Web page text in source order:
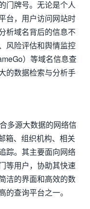
门牌号。无论是个人
台，用户访问网站时
析域名背后的信息不
风险评估和舆情监控
）等域名信息查
的数据检索与分析手
多源大数据的网络信
箱、组织机构、相关
踪。其主要面向网络
等用户，协助其快速
洁的界面和高效的数
查询平台之一。